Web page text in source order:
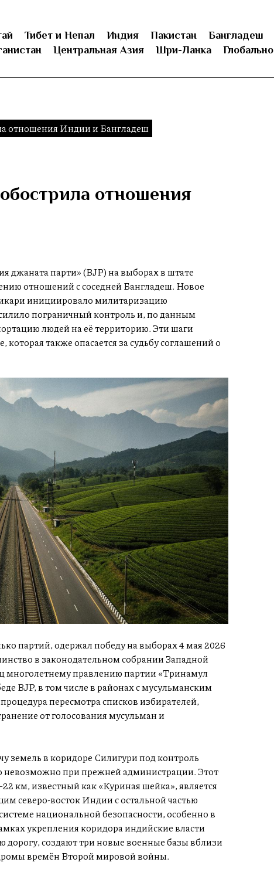
Тибет и Непал Индия Пакистан Бангладеш
Центральная Азия Шри-Ланка Глобально
отношения Индии и Бангладеш
отношения
джаната парти» (BJP) на выборах в штате
отношений с соседней Бангладеш. Новое
инициировало милитаризацию
пограничный контроль и, по данным
людей на её территорию. Эти шаги
также опасается за судьбу соглашений о
партий, одержал победу на выборах 4 мая 2026
в законодательном собрании Западной
многолетнему правлению партии «Тринамул
BJP, в том числе в районах с мусульманским
пересмотра списков избирателей,
от голосования мусульман и
земель в коридоре Силигури под контроль
невозможно при прежней администрации. Этот
км, известный как «Куриная шейка», является
северо-восток Индии с остальной частью
национальной безопасности, особенно в
укрепления коридора индийские власти
создают три новые военные базы вблизи
времён Второй мировой войны.